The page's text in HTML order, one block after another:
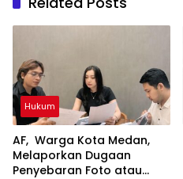
Hukum
AF, Warga Kota Medan,
Melaporkan Dugaan
Penyebaran Foto atau